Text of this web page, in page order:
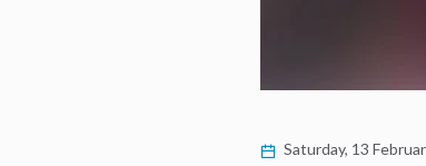
Saturday, 13